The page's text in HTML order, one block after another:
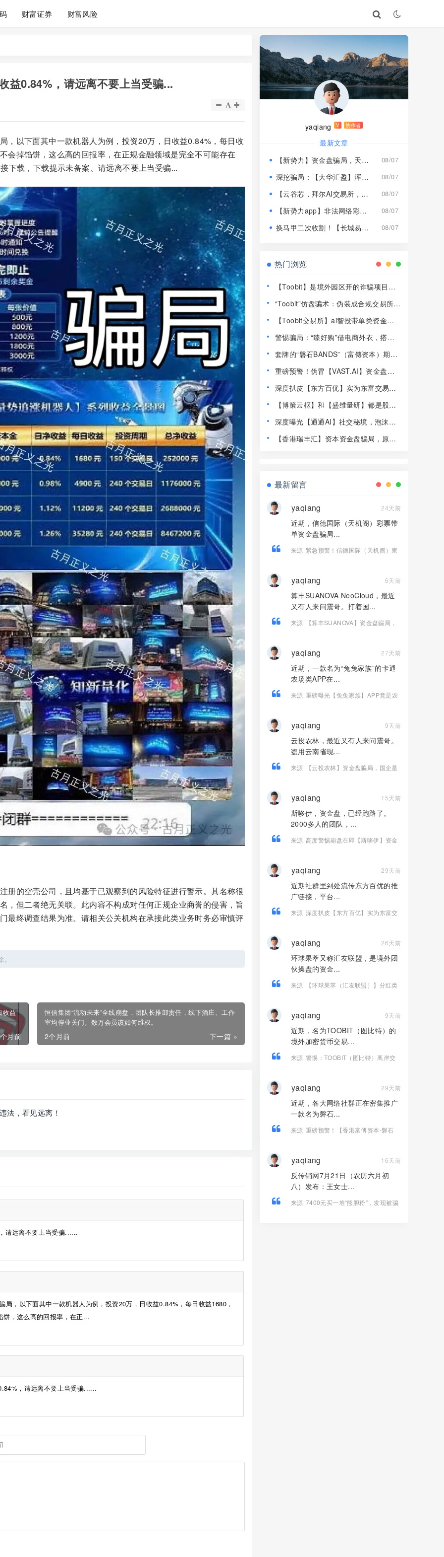
财富证券 财富风险
益0.84%，请远离不要上当受骗...
，以下面其中一款机器人为例，投资20万，日收益0.84%，每日收
会掉馅饼，这么高的回报率，在正规金融领域是完全不可能存在
下载，下载提示未备案、请远离不要上当受骗...
册的空壳公司，且均基于已观察到的风险特征进行警示。其名称很
，但二者绝无关联。此内容不构成对任何正规企业商誉的侵害，旨
最终调查结果为准。请相关公关机构在承接此类业务时务必审慎评
收益
月前
恒信集团“流动未来”全线崩盘，团队长推卸责任，线下酒庄、工作
室均停业关门。数万会员该如何维权。
下一篇 »
2个月前
法，看见远离！
请远离不要上当受骗......
，以下面其中一款机器人为例，投资20万，日收益0.84%，每日收益1680，
饼，这么高的回报率，在正...
，请远离不要上当受骗......
yaqiang V 协作者
最新文章
【新势力】资金盘骗局，天宫国际和平娱乐的狗推换个马甲又来割韭菜！
08/07
深挖骗局：【大华汇盈】浑身造假，冒用演员充当总监，啼笑皆非！ 08/07
【云谷芯，拜尔AI交易所，塔吉跨境电商】这3个项目都是骗局，近期跑路跟即将崩盘收割，赶紧远离！ 08/07
【新势力app】非法网络彩票骗局，“天宫国际”和“和平娱乐”骗子搞的杀猪盘，远离！ 08/07
换马甲二次收割！【长城易趣】平移【康盛科技】又是致命骗局！ 08/07
热门浏览
【Toobit】是境外园区开的诈骗项目，
“Toobit”仿盘骗术：伪装成合规交易所，
骗局！
【Toobit交易所】ai智投带单类资金盘
离！
警惕骗局：“臻好购”借电商外衣，搭建
套牌的“磐石BANDS”（富傳资本）期货
将崩盘跑路！
重磅预警！伪冒【VAST.AI】资金盘传
深度扒皮【东方百优】实为东富交易所
满！
【博策云枢】和【盛维量研】都是股票
深度曝光【通通AI】社交秘境，泡沫堆
【香港瑞丰汇】资本资金盘骗局，原拓
最新留言
yaqiang 24天前
近期，信德国际（天机阁）彩票带
单资金盘骗局...
来源 紧急预警！信德国际（天机阁）柬
yaqiang 6天前
算丰SUANOVA NeoCloud，最近
又有人来问震哥。打着国...
来源
【算丰SUANOVA】资金盘骗局，
yaqiang 27天前
近期，一款名为“兔兔家族”的卡通
农场类APP在...
来源 重磅曝光【兔兔家族】APP竟是农
yaqiang 9天前
云投农林，最近又有人来问震哥。
盗用云南省现...
来源
【云投农林】资金盘骗局，国企是
yaqiang 15天前
斯哆伊，资金盘，已经跑路了。
2000多人的团队，...
来源 高度警惕崩盘在即【斯哆伊】资金
yaqiang 29天前
近期社群里到处流传东方百优的推
广链接，平台...
来源 深度扒皮【东方百优】实为东富交
yaqiang 26天前
环球果萃又称汇友联盟，是境外团
伙操盘的资金...
来源
【环球果萃（汇友联盟）】分红类
yaqiang 9天前
近期，名为TOOBIT（图比特）的
境外加密货币交易...
来源 警惕：TOOBIT（图比特）离岸交
yaqiang 29天前
近期，各大网络社群正在密集推广
一款名为磐石...
来源 重磅预警！【香港富傅资本-磐石
yaqiang 16天前
反传销网7月21日（农历六月初
八）发布：王女士...
来源 7400元买一堆“熊胆粉”，发现被骗